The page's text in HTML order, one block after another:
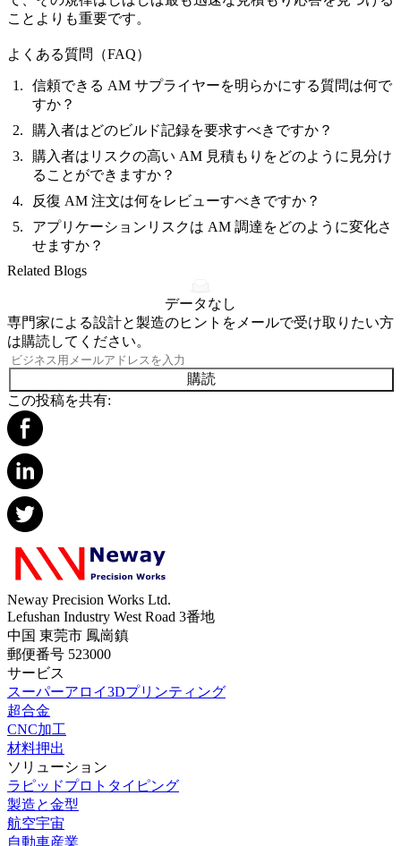
ことよりも重要です。
よくある質問（FAQ）
信頼できる AM サプライヤーを明らかにする質問は何で
すか？
購入者はどのビルド記録を要求すべきですか？
購入者はリスクの高い AM 見積もりをどのように見分け
ることができますか？
反復 AM 注文は何をレビューすべきですか？
アプリケーションリスクは AM 調達をどのように変化さ
せますか？
Related Blogs
データなし
専門家による設計と製造のヒントをメールで受け取りたい方
は購読してください。
購読
この投稿を共有:
Neway Precision Works Ltd.
Lefushan Industry West Road 3番地
中国 東莞市 鳳崗鎮
郵便番号 523000
サービス
スーパーアロイ3Dプリンティング
超合金
CNC加工
材料押出
ソリューション
ラピッドプロトタイピング
製造と金型
航空宇宙
自動車産業